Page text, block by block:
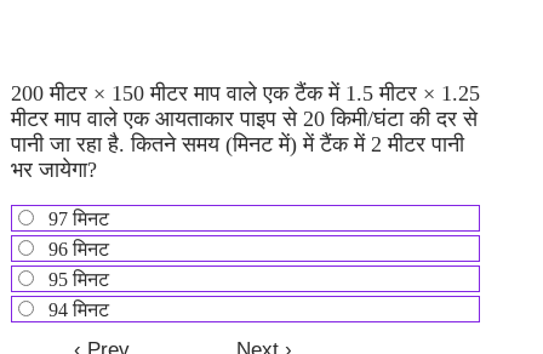
200 मीटर × 150 मीटर माप वाले एक टैंक में 1.5 मीटर × 1.25
मीटर माप वाले एक आयताकार पाइप से 20 किमी/घंटा की दर से
पानी जा रहा है. कितने समय (मिनट में) में टैंक में 2 मीटर पानी
भर जायेगा?
97 मिनट
96 मिनट
95 मिनट
94 मिनट